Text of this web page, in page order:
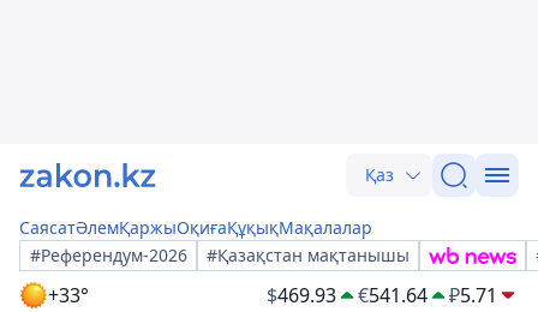
Қаз
СаясатӘлемҚаржыОқиғаҚұқықМақалалар
#Референдум-2026
#Қазақстан мақтанышы
+33° $469.93 €541.64 ₽5.71